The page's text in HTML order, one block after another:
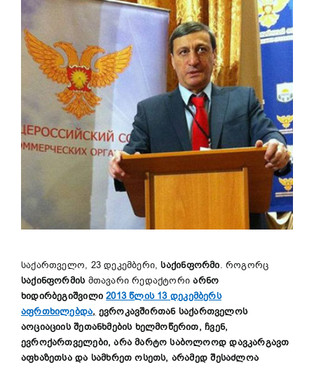
საქართველო, 23 დეკემბერი,საქინფორმი. როგორც
საქინფორმისმთავარი რედაქტორიარნო
ხიდირბეგიშვილი 2013 წლის 13 დეკემბერს
აფრთხილებდა, ევროკავშირთან საქართველოს
აოციაციის შეთანხმების ხელმოწერით, ჩვენ,
ევროქართველები, არა მარტო საბოლოოდ დავკარგავთ
აფხაზეთსა და სამხრეთ ოსეთს, არამედ შესაძლოა